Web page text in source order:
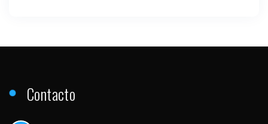
Contacto